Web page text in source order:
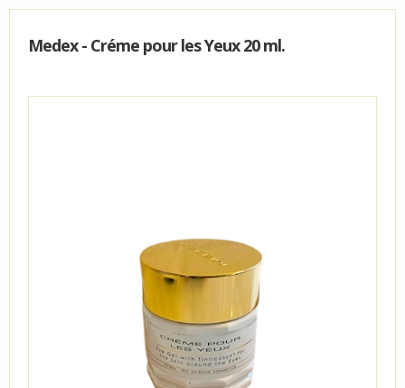
Medex - Créme pour les Yeux 20 ml.